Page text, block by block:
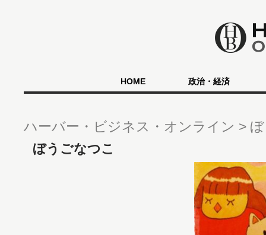
HOME 政治・経済
ハーバー・ビジネス・オンライン
ぼうごなつこ